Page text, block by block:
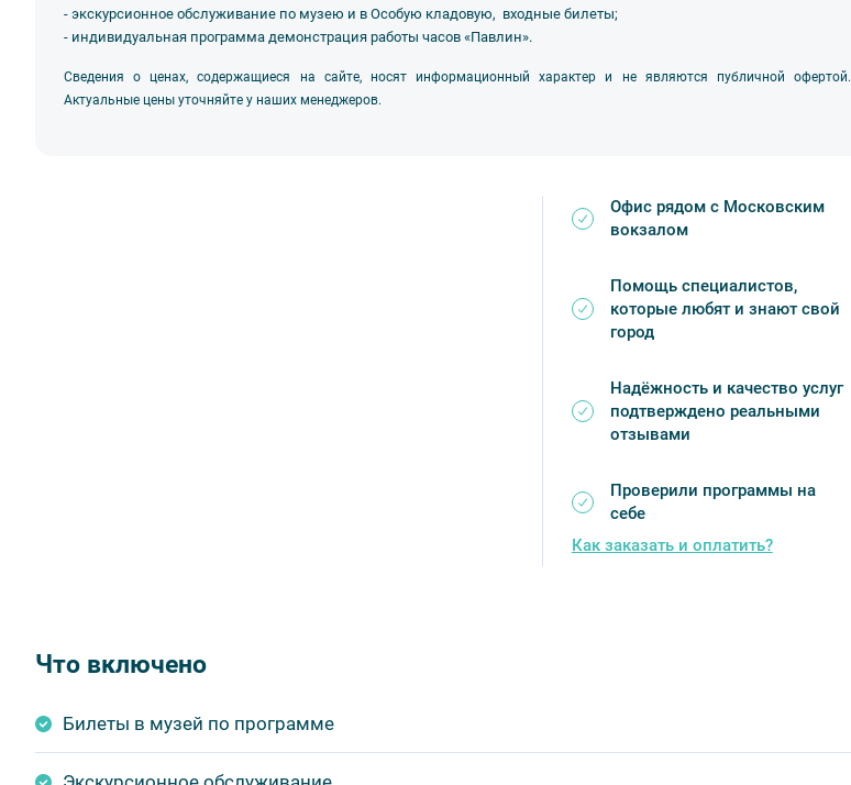
- экскурсионное обслуживание по музею и в Особую кладовую, входные билеты;
- индивидуальная программа демонстрация работы часов «Павлин».
Сведения о ценах, содержащиеся на сайте, носят информационный характер и не являются публичной офертой.
Актуальные цены уточняйте у наших менеджеров.
Офис рядом с Московским
вокзалом
Помощь специалистов,
которые любят и знают свой
город
Надёжность и качество услуг
подтверждено реальными
отзывами
Проверили программы на
себе
Как заказать и оплатить?
Что включено
Билеты в музей по программе